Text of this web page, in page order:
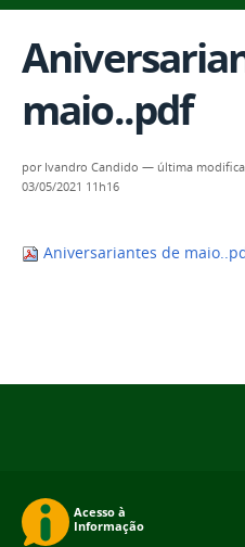
maio..pdf
por Ivandro Candido — última
03/05/2021 11h16
Aniversariantes de